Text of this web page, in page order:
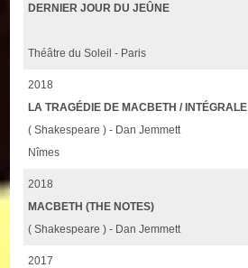
DERNIER JOUR DU JEÛNE
Théâtre du Soleil - Paris
2018
LA TRAGÉDIE DE MACBETH / INTÉGRALE
( Shakespeare ) - Dan Jemmett
Nîmes
2018
MACBETH (THE NOTES)
( Shakespeare ) - Dan Jemmett
2017